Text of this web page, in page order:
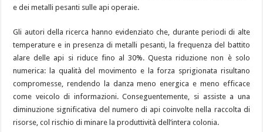
e dei metalli pesanti sulle api operaie.
Gli autori della ricerca hanno evidenziato che, durante periodi di alte
temperature e in presenza di metalli pesanti, la frequenza del battito
alare delle api si riduce fino al 30%. Questa riduzione non è solo
numerica: la qualità del movimento e la forza sprigionata risultano
compromesse, rendendo la danza meno energica e meno efficace
come veicolo di informazioni. Conseguentemente, si assiste a una
diminuzione significativa del numero di api coinvolte nella raccolta di
risorse, col rischio di minare la produttività dell’intera colonia.